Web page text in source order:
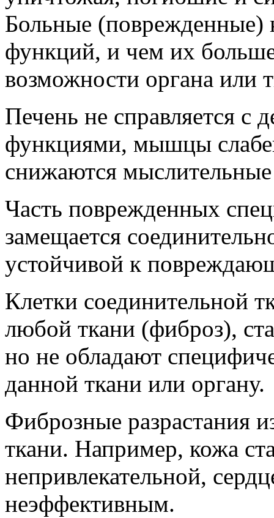
Больные (поврежденные)
функций, и чем их
возможности органа или
Печень не справляется с
функциями, мышцы
снижаются
Часть поврежденных
замещается
устойчивой к
Клетки соединительной
любой ткани (фиброз),
но не обладают
данной ткани или органу.
Фиброзные разрастания
ткани. Например, кожа
непривлекательной,
неэффективным.